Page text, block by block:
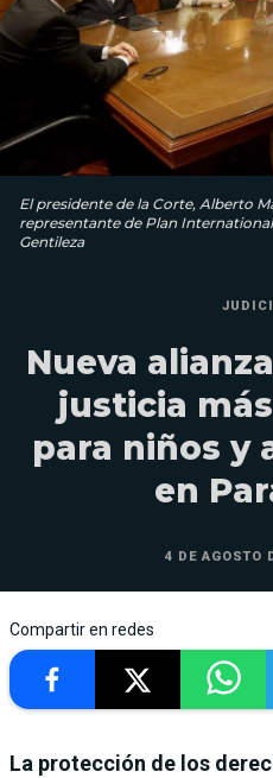
El presidente de la Corte, Alberto
representante de Plan
Gentileza
Nueva
justicia
para niños y
en
4 DE AGOSTO
Compartir en redes
La protección de los